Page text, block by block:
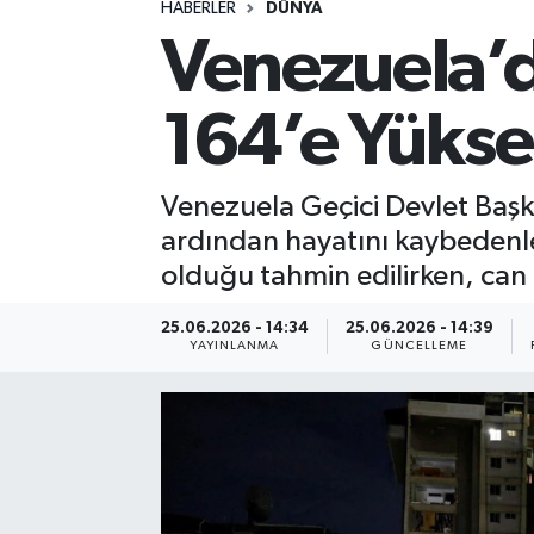
HABERLER DÜNYA
164’e
Venezuela Geçici Devlet
ardından hayatını
olduğu tahmin edilirken, can
25.06.2026 - 14:34
YAYINLANMA
25.06.2026 - 14:39
GÜNCELLEME